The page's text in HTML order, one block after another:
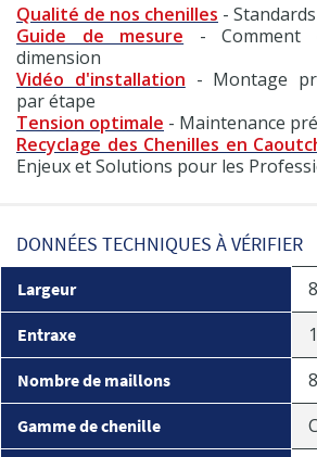
Qualité de nos chenilles -
Guide de mesure - Comment
dimension
Vidéo d'installation - Montage
par étape
Tension optimale - Maintenance
Recyclage des Chenilles en
Enjeux et Solutions pour les
DONNÉES TECHNIQUES À VÉRIFIER
Largeur
Entraxe
Nombre de maillons
Gamme de chenille